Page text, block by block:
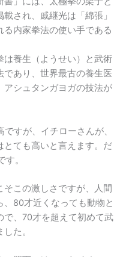
され、戚継光は「綿張」
内家拳法の使い手である
は養生（ようせい）と武術
あり、世界最古の養生医
アシュタンガヨガの技法が
すが、イチローさんが、
とても高いと言えます。だ
。
この激しさですが、人間
80才近くなっても動物と
で、70才を超えて初めて武
た。